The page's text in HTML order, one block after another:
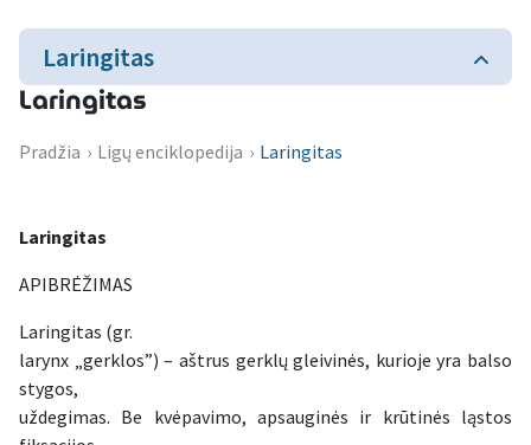
Laringitas
Laringitas
Pradžia › Ligų enciklopedija › Laringitas
Laringitas
APIBRĖŽIMAS
Laringitas (gr.
larynx „gerklos”) – aštrus gerklų gleivinės, kurioje yra balso
stygos,
uždegimas. Be kvėpavimo, apsauginės ir krūtinės ląstos